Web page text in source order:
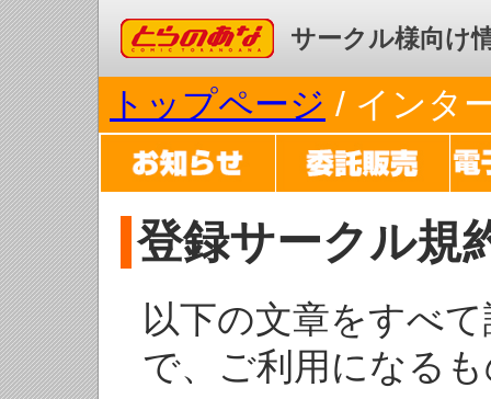
コミックとらのあな サークル様向け
トップページ / インタ
登録サークル規
以下の文章をすべ
で、ご利用になる